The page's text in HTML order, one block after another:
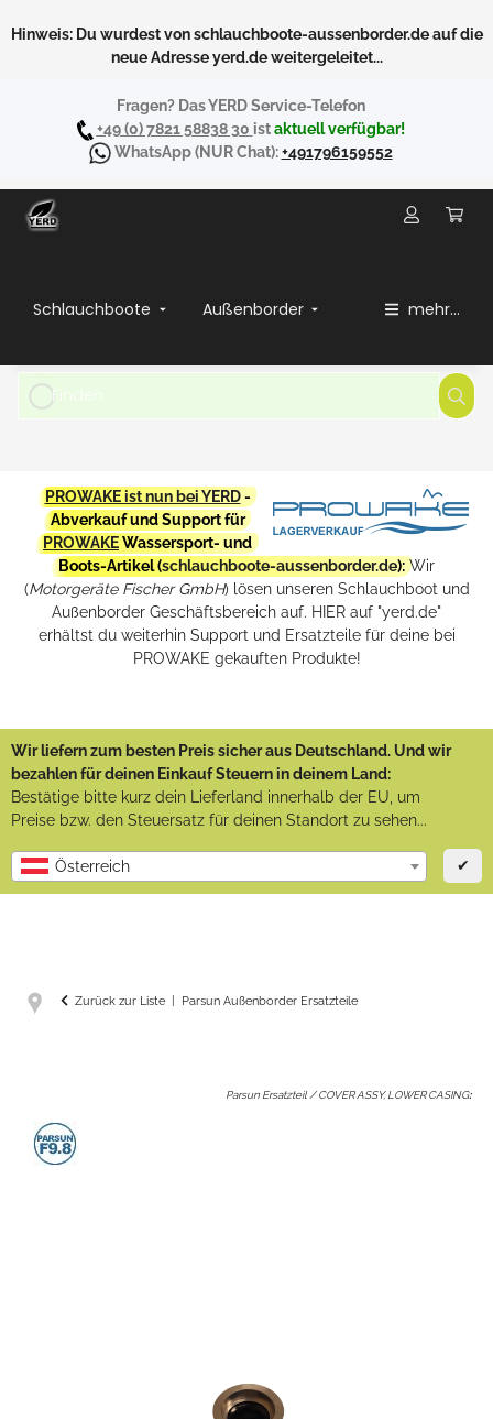
Hinweis: Du wurdest von schlauchboote-aussenborder.de auf die
neue Adresse yerd.de weitergeleitet...
Fragen? Das YERD Service-Telefon
+49 (0) 7821 58838 30 istaktuell verfügbar!
WhatsApp(NUR Chat):+491796159552
Schlauchboote Außenborder mehr...
PROWAKE ist nun bei YERD-
Abverkauf und Support für
PROWAKEWassersport- und
Boots-Artikel (schlauchboote-aussenborder.de): Wir
(Motorgeräte Fischer GmbH) lösen unseren Schlauchboot und
Außenborder Geschäftsbereich auf. HIER auf "yerd.de"
erhältst du weiterhin Support und Ersatzteile für deine bei
PROWAKE gekauften Produkte!
Wir liefern zum besten Preis sicher aus Deutschland. Und wir
bezahlen für deinen Einkauf Steuern in deinem Land:
Bestätige bitte kurz dein Lieferland innerhalb der EU, um
Preise bzw. den Steuersatz für deinen Standort zu sehen...
Österreich ✔
Zurück zur Liste Parsun Außenborder Ersatzteile
Parsun Ersatzteil / COVER ASSY, LOWER CASING: